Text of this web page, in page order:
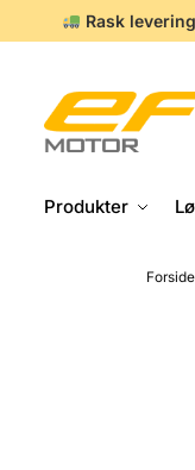
Rask
Produkter
Forside